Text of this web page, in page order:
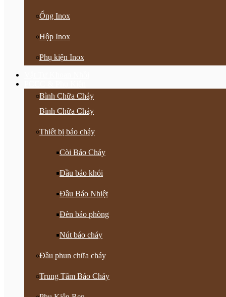
Ống Inox
Hộp Inox
Phụ kiện Inox
Bình Chữa Cháy
Bình Chữa Cháy
Thiết bị báo cháy
Còi Báo Cháy
Đầu báo khói
Đầu Báo Nhiệt
Đèn báo phòng
Nút báo cháy
Đầu phun chữa cháy
Trung Tâm Báo Cháy